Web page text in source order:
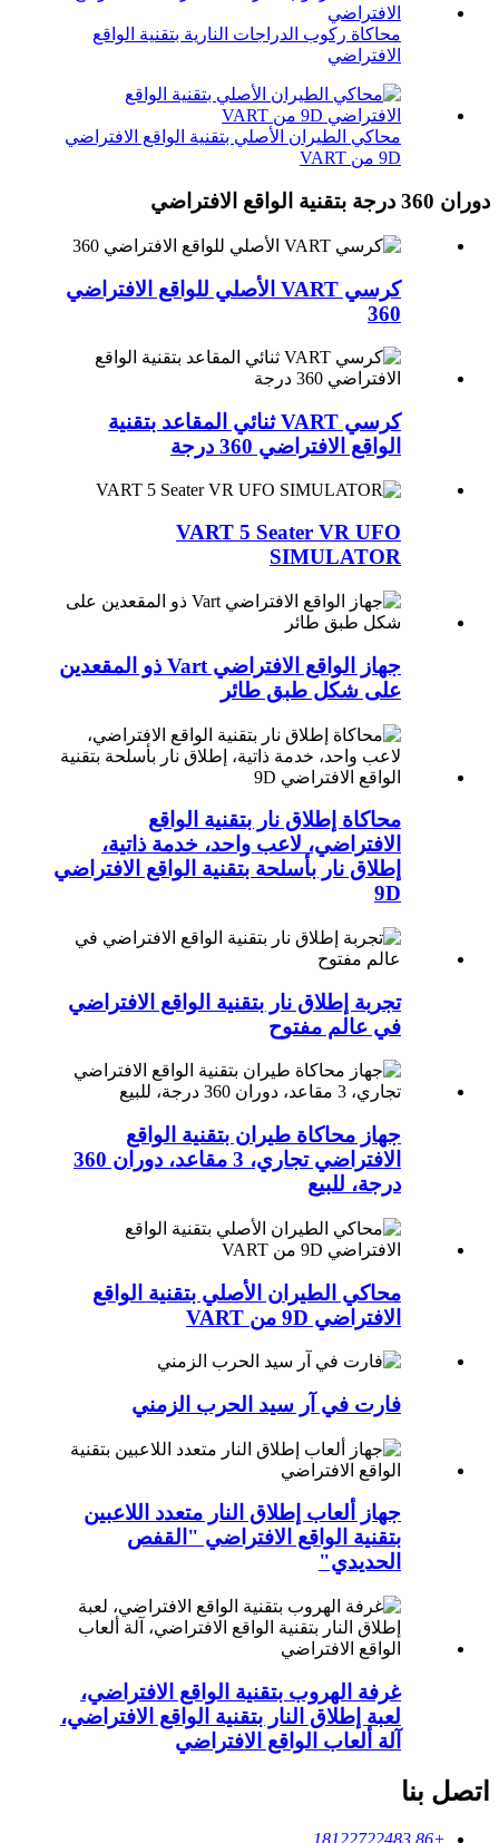
محاكاة ركوب الدراجات النارية بتقنية الواقع
الافتراضي
محاكي الطيران الأصلي بتقنية الواقع الافتراضي
9D من VART
دوران 360 درجة بتقنية الواقع الافتراضي
كرسي VART الأصلي للواقع الافتراضي
360
كرسي VART ثنائي المقاعد بتقنية
الواقع الافتراضي 360 درجة
VART 5 Seater VR UFO
SIMULATOR
جهاز الواقع الافتراضي Vart ذو المقعدين
على شكل طبق طائر
محاكاة إطلاق نار بتقنية الواقع
الافتراضي، لاعب واحد، خدمة ذاتية،
إطلاق نار بأسلحة بتقنية الواقع الافتراضي
9D
تجربة إطلاق نار بتقنية الواقع الافتراضي
في عالم مفتوح
جهاز محاكاة طيران بتقنية الواقع
الافتراضي تجاري، 3 مقاعد، دوران 360
درجة، للبيع
محاكي الطيران الأصلي بتقنية الواقع
الافتراضي 9D من VART
فارت في آر سيد الحرب الزمني
جهاز ألعاب إطلاق النار متعدد اللاعبين
بتقنية الواقع الافتراضي "القفص
الحديدي"
غرفة الهروب بتقنية الواقع الافتراضي،
لعبة إطلاق النار بتقنية الواقع الافتراضي،
آلة ألعاب الواقع الافتراضي
اتصل بنا
+86 18122722483